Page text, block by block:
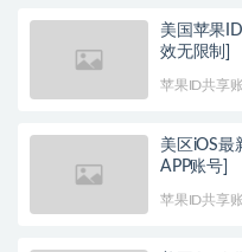
美国苹果
效无限制]
苹果ID共享
美区iOS最
APP账号]
苹果ID共享